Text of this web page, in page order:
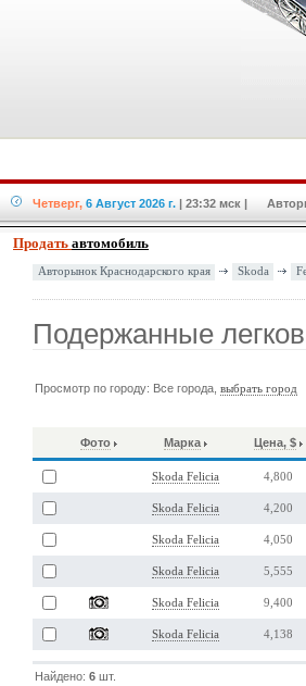
Четверг, 6 Август 2026 г. | 23:32 мск |
Продать автомобиль
Авторынок Краснодарского края Skoda
Подержанные
Просмотр по городу: Все города,выбрать город
Фото Марка Цена, $
Skoda Felicia 4,800
Skoda Felicia 4,200
Skoda Felicia 4,050
Skoda Felicia 5,555
Skoda Felicia 9,400
Skoda Felicia 4,138
Найдено:6 шт.